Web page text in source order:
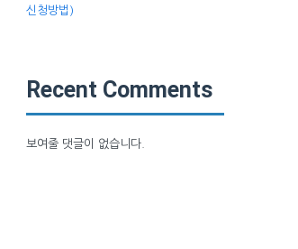
신청방법)
Recent Comments
보여줄 댓글이 없습니다.